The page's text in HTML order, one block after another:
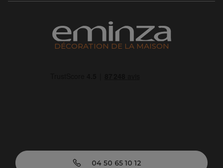
DÉCORATION DE LA MAISON
04 50 65 10 12